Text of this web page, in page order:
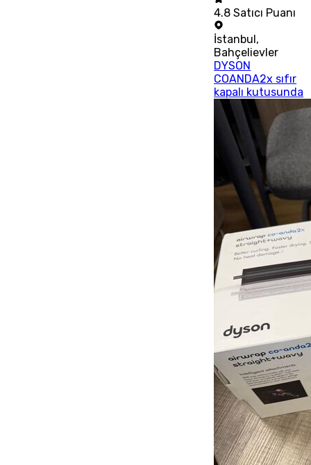
4.8 Satıcı Puanı
İstanbul,
Bahçelievler
DYSON
COANDA2x sıfır
kapalı kutusunda